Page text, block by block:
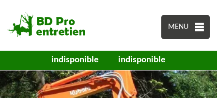
MENU
indisponible indisponible